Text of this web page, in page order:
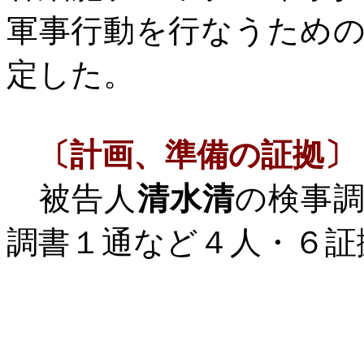
軍事行動を行なうため
定した。
〔計画、準備の証拠〕
被告人 清水清の検事
調書１通など４人・６